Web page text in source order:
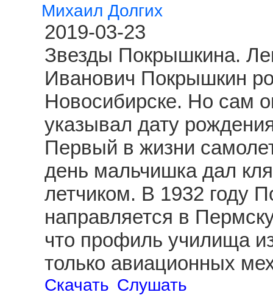
Михаил Долгих
2019-03-23
Звезды Покрышкина.
Иванович Покрышкин
Новосибирске. Но сам
указывал дату
Первый в жизни
день мальчишка дал
летчиком. В 1932 году
направляется в
что профиль училища
только авиационных
Скачать Слушать